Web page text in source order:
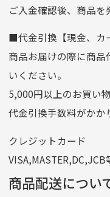
口座番号
口座名義
株
ゆうちょ間
記号
14710
他銀行から
店名
四
店番
478
ご入金確認後、商品を
■代金引換【現金、カ
商品お届けの際に商
いください。
5,000円以上のお買い
代金引換手数料がかか
クレジットカード
商品配送につい